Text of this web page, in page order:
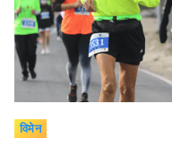
विमेन